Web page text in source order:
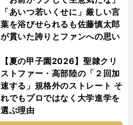
「あいつ若いくせに」厳しい言
葉を浴びせられるも佐藤慎太郎
が貫いた誇りとファンへの思い
【夏の甲子園2026】聖隷クリ
ストファー・高部陸の「２回加
速する」規格外のストレート そ
れでもプロではなく大学進学を
選ぶ理由